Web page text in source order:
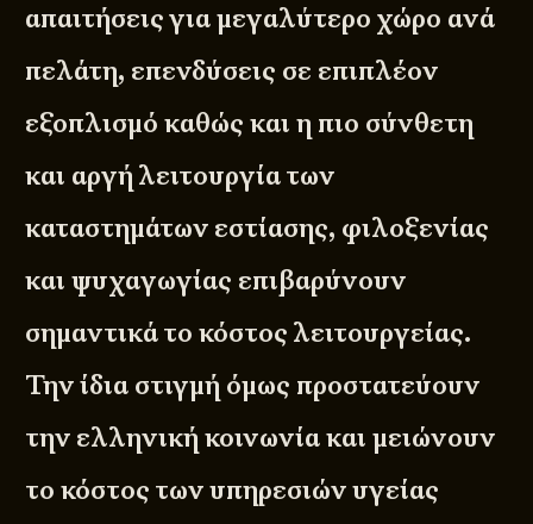
απαιτήσεις για μεγαλύτερο χώρο ανά
πελάτη, επενδύσεις σε επιπλέον
εξοπλισμό καθώς και η πιο σύνθετη
και αργή λειτουργία των
καταστημάτων εστίασης, φιλοξενίας
και ψυχαγωγίας επιβαρύνουν
σημαντικά το κόστος λειτουργείας.
Την ίδια στιγμή όμως προστατεύουν
την ελληνική κοινωνία και μειώνουν
το κόστος των υπηρεσιών υγείας